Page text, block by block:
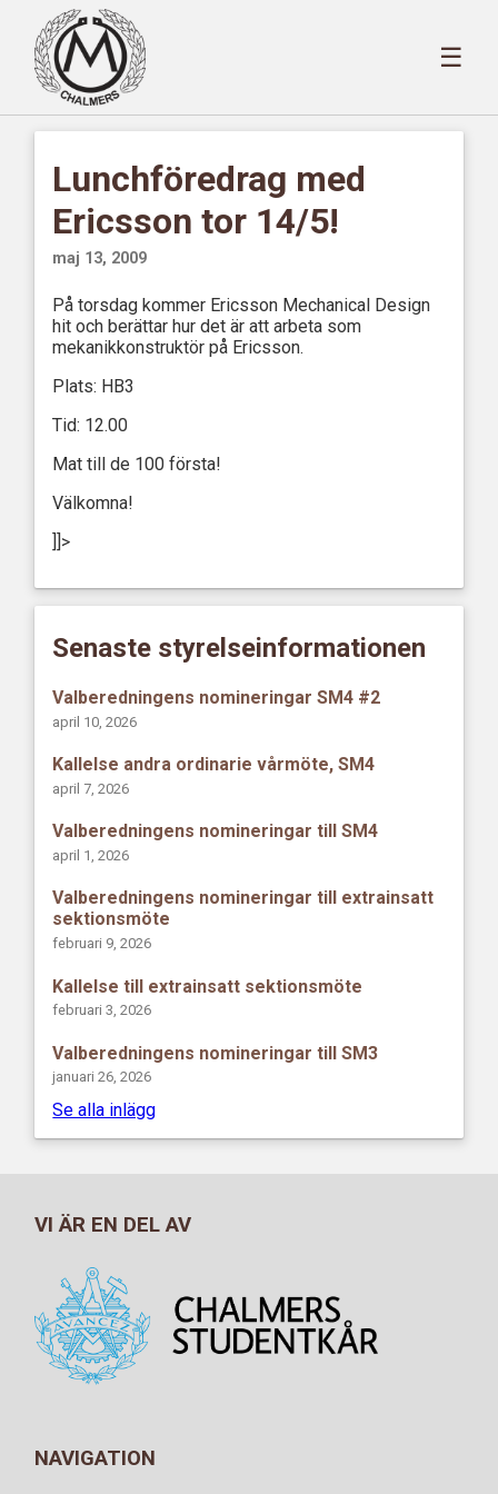
☰
Lunchföredrag med
Ericsson tor 14/5!
maj 13, 2009
På torsdag kommer Ericsson Mechanical Design
hit och berättar hur det är att arbeta som
mekanikkonstruktör på Ericsson.
Plats: HB3
Tid: 12.00
Mat till de 100 första!
Välkomna!
]]>
Senaste styrelseinformationen
Valberedningens nomineringar SM4 #2
april 10, 2026
Kallelse andra ordinarie vårmöte, SM4
april 7, 2026
Valberedningens nomineringar till SM4
april 1, 2026
Valberedningens nomineringar till extrainsatt
sektionsmöte
februari 9, 2026
Kallelse till extrainsatt sektionsmöte
februari 3, 2026
Valberedningens nomineringar till SM3
januari 26, 2026
Se alla inlägg
VI ÄR EN DEL AV
NAVIGATION